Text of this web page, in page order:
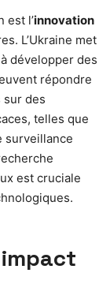
est l’innovation
L’Ukraine met
développer des
répondre
sur des
telles que
surveillance
est cruciale